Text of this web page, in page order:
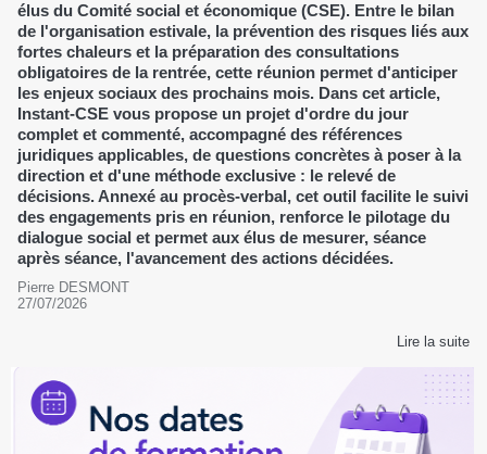
élus du Comité social et économique (CSE). Entre le bilan
de l'organisation estivale, la prévention des risques liés aux
fortes chaleurs et la préparation des consultations
obligatoires de la rentrée, cette réunion permet d'anticiper
les enjeux sociaux des prochains mois. Dans cet article,
Instant-CSE vous propose un projet d'ordre du jour
complet et commenté, accompagné des références
juridiques applicables, de questions concrètes à poser à la
direction et d'une méthode exclusive : le relevé de
décisions. Annexé au procès-verbal, cet outil facilite le suivi
des engagements pris en réunion, renforce le pilotage du
dialogue social et permet aux élus de mesurer, séance
après séance, l'avancement des actions décidées.
Pierre DESMONT
27/07/2026
Lire la suite